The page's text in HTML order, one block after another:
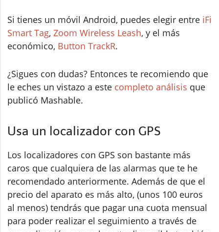
Si tienes un móvil Android, puedes elegir entre iFi
Smart Tag, Zoom Wireless Leash, y el más
económico, Button TrackR.
¿Sigues con dudas? Entonces te recomiendo que
le eches un vistazo a este completo análisis que
publicó Mashable.
Usa un localizador con GPS
Los localizadores con GPS son bastante más
caros que cualquiera de las alarmas que te he
recomendado anteriormente. Además de que el
precio del aparato es más alto, (unos 100 euros
al menos) tendrás que pagar una cuota mensual
para poder realizar el seguimiento a través de